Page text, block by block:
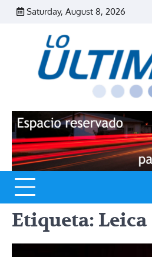
Skip
Saturday, August 8, 2026
Etiqueta: Leica